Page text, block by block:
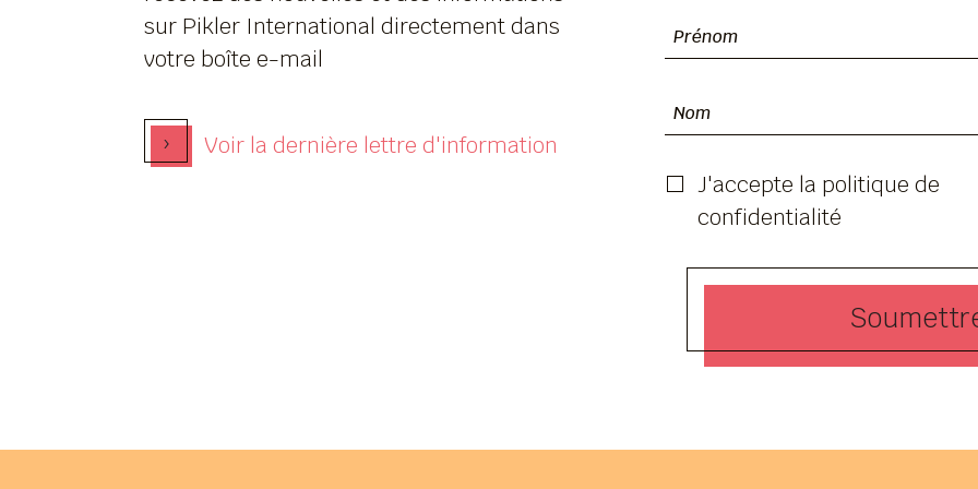
sur Pikler International directement dans
votre boîte e-mail
›
Voir la dernière lettre d'information
J'accepte la politique de
confidentialité